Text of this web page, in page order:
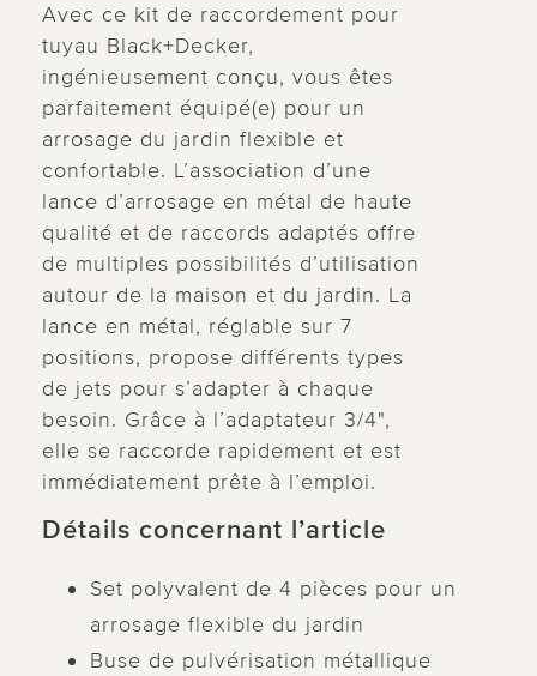
Avec ce kit de raccordement pour
tuyau Black+Decker,
ingénieusement conçu, vous êtes
parfaitement équipé(e) pour un
arrosage du jardin flexible et
confortable. L’association d’une
lance d’arrosage en métal de haute
qualité et de raccords adaptés offre
de multiples possibilités d’utilisation
autour de la maison et du jardin. La
lance en métal, réglable sur 7
positions, propose différents types
de jets pour s’adapter à chaque
besoin. Grâce à l’adaptateur 3/4",
elle se raccorde rapidement et est
immédiatement prête à l’emploi.
Détails concernant l’article
Set polyvalent de 4 pièces pour un
arrosage flexible du jardin
Buse de pulvérisation métallique